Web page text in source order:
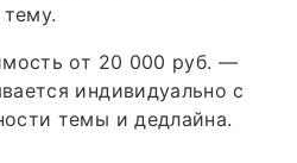
от 20 000 руб. —
индивидуально с
темы и дедлайна.